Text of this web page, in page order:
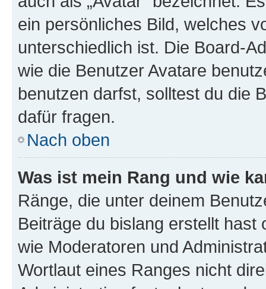
ein persönliches Bild, welches
unterschiedlich ist. Die Board-
wie die Benutzer Avatare
benutzen darfst, solltest du die
dafür fragen.
Nach oben
Was ist mein Rang und wie
Ränge, die unter deinem
Beiträge du bislang erstellt
wie Moderatoren und
Wortlaut eines Ranges nicht